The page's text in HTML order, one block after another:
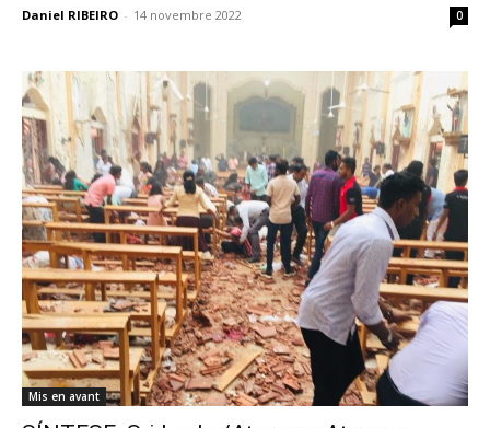
Daniel RIBEIRO - 14 novembre 2022 0
Mis en avant